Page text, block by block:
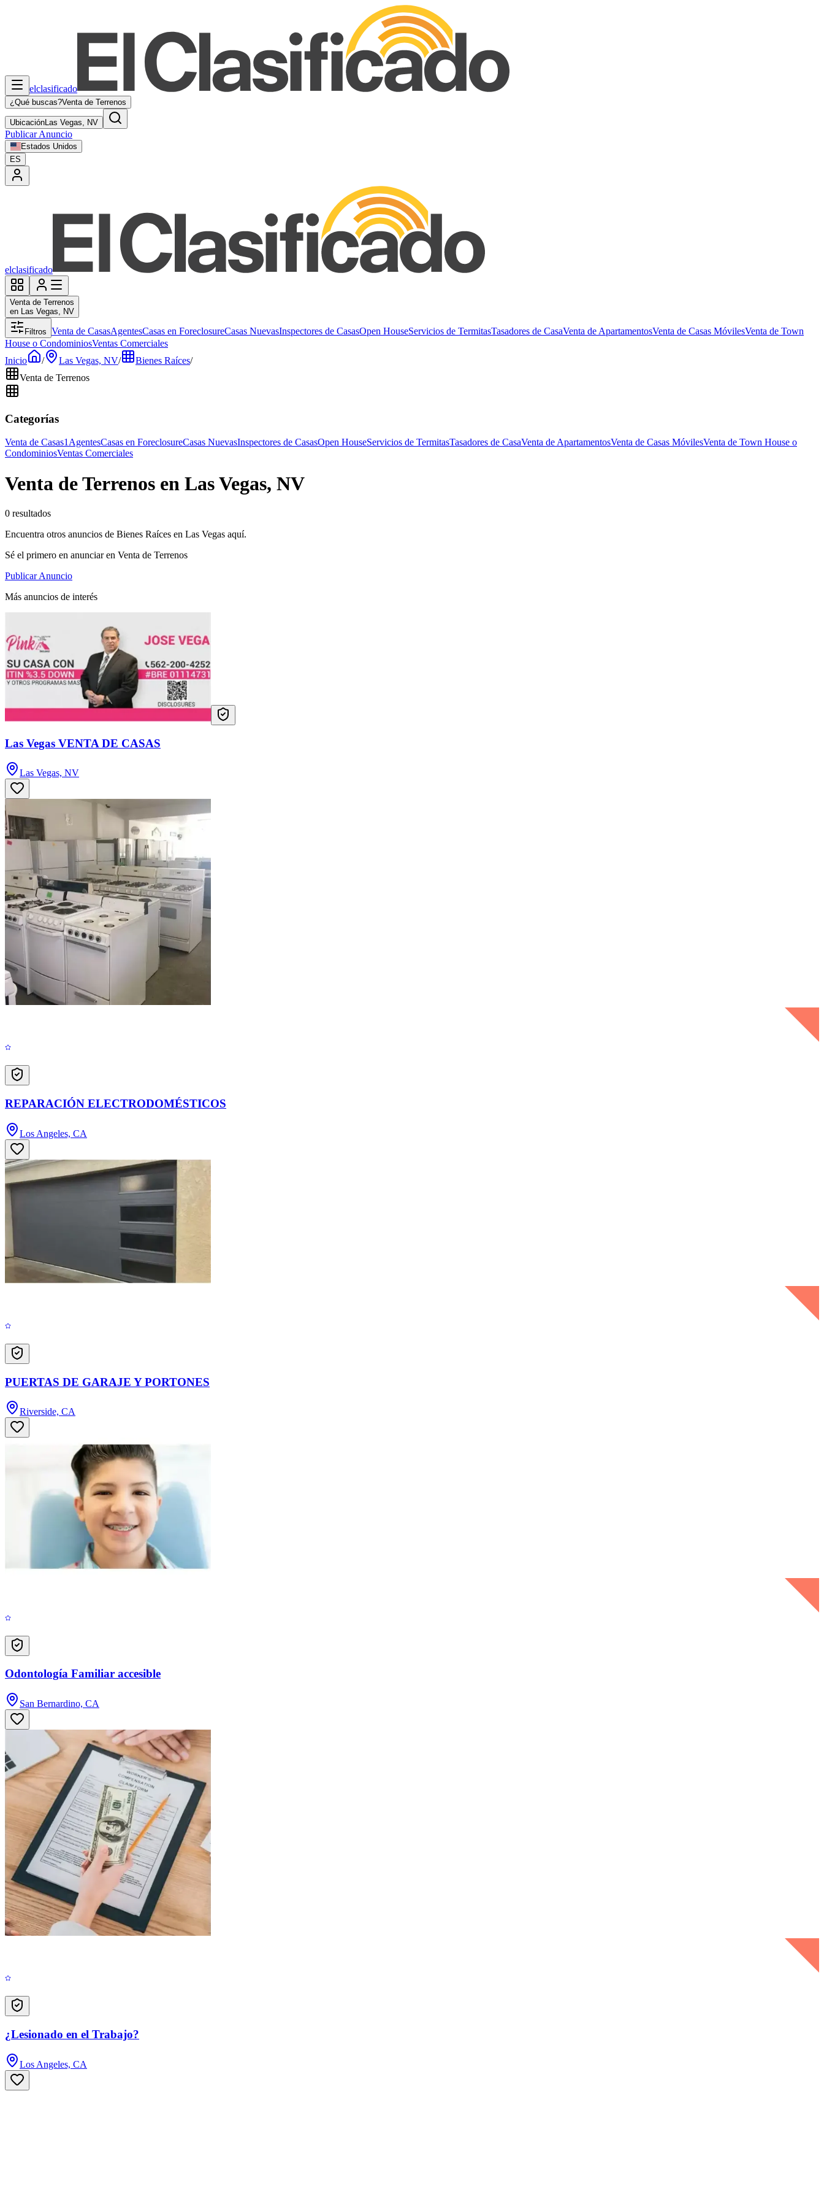
elclasificado
¿Qué buscas?Venta de Terrenos
UbicaciónLas Vegas, NV
Publicar Anuncio
Estados Unidos
ES
elclasificado
Venta de Terrenos
en Las Vegas, NV
Filtros Venta de CasasAgentesCasas en ForeclosureCasas NuevasInspectores de CasasOpen HouseServicios de TermitasTasadores de CasaVenta de ApartamentosVenta de Casas MóvilesVenta de Town
House o CondominiosVentas Comerciales
Inicio
/ Las Vegas, NV/ Bienes Raíces/
Venta de Terrenos
Categorías
Venta de Casas1AgentesCasas en ForeclosureCasas NuevasInspectores de CasasOpen HouseServicios de TermitasTasadores de CasaVenta de ApartamentosVenta de Casas MóvilesVenta de Town House o
CondominiosVentas Comerciales
Venta de Terrenos en Las Vegas, NV
0 resultados
Encuentra otros anuncios de Bienes Raíces en Las Vegas aquí.
Sé el primero en anunciar en Venta de Terrenos
Publicar Anuncio
Más anuncios de interés
Las Vegas VENTA DE CASAS
Las Vegas, NV
REPARACIÓN ELECTRODOMÉSTICOS
Los Angeles, CA
PUERTAS DE GARAJE Y PORTONES
Riverside, CA
Odontología Familiar accesible
San Bernardino, CA
¿Lesionado en el Trabajo?
Los Angeles, CA